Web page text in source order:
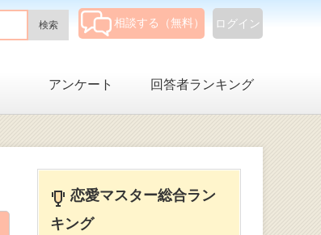
ログイン
相談する（無料）
アンケート 回答者ランキング
恋愛マスター総合ラン
キング